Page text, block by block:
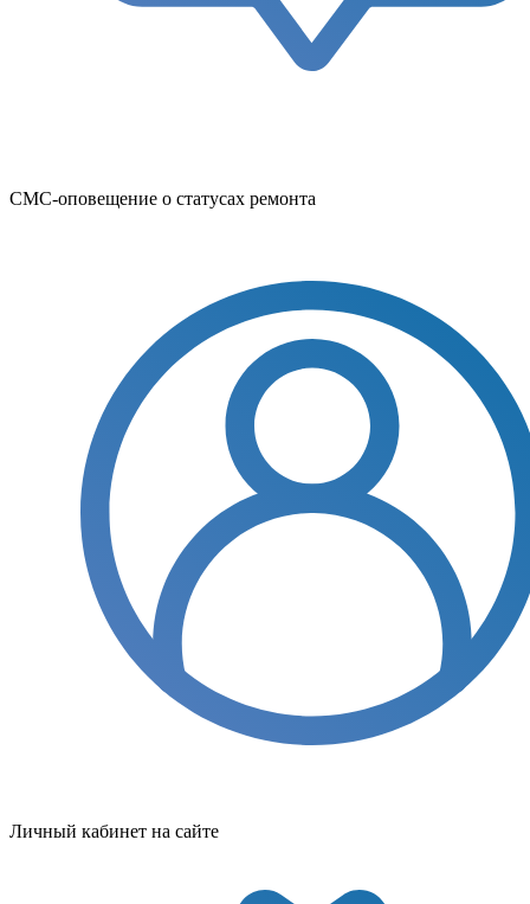
СМС-оповещение о статусах ремонта
Личный кабинет на сайте